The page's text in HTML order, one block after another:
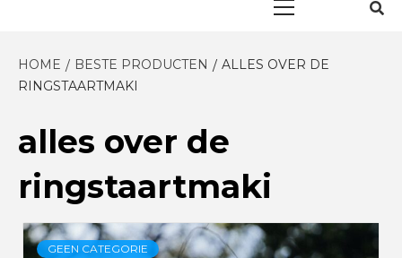
HOME BESTE PRODUCTEN
ALLES OVER DE
RINGSTAARTMAKI
alles over de
ringstaartmaki
GEEN CATEGORIE